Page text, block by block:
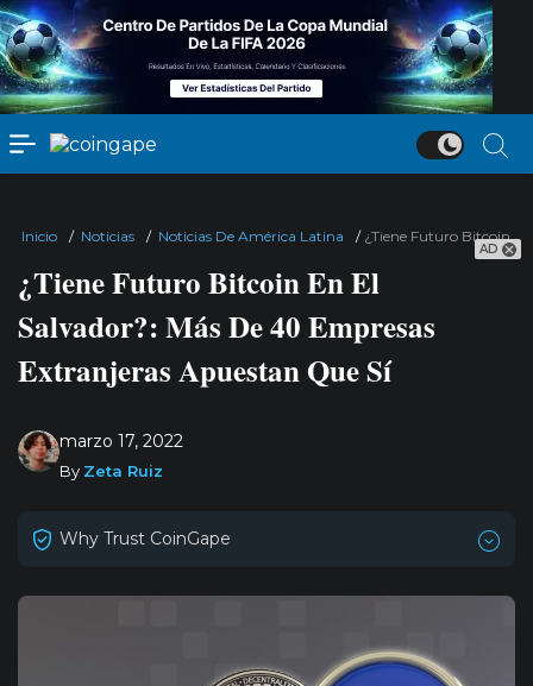
AD
Inicio / Noticias / Noticias De América Latina / ¿Tiene Futuro Bitcoin
¿Tiene Futuro Bitcoin En El
Salvador?: Más De 40 Empresas
Extranjeras Apuestan Que Sí
marzo 17, 2022
By Zeta Ruiz
Why Trust CoinGape